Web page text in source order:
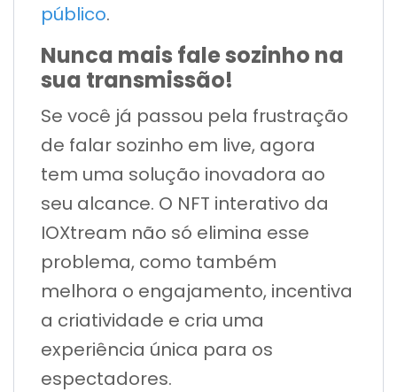
público.
Nunca mais fale sozinho na
sua transmissão!
Se você já passou pela frustração
de falar sozinho em live, agora
tem uma solução inovadora ao
seu alcance. O NFT interativo da
IOXtream não só elimina esse
problema, como também
melhora o engajamento, incentiva
a criatividade e cria uma
experiência única para os
espectadores.